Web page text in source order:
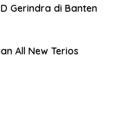
Gerindra di Banten
All New Terios